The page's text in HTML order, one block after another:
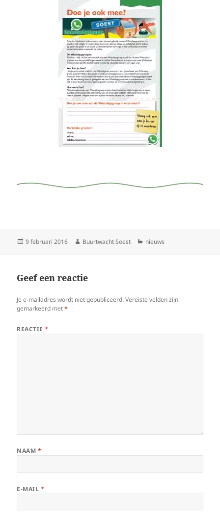
Geplaatst
9 februari 2016 Auteur
Buurtwacht Soest Categorieën
nieuws
Geef een reactie
Je e-mailadres wordt niet gepubliceerd. Vereiste velden zijn
gemarkeerd met*
REACTIE*
NAAM *
E-MAIL *